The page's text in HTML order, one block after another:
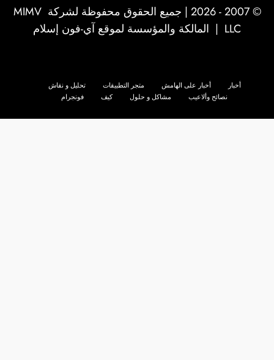
© 2007 - 2026 | جميع الحقوق محفوظة لشركة
MIMV
LLC | المالكة والمؤسسة لموقع آي-فون إسلام
أخبار أخبار على الهامش متجر التطبيقات
تحليل و نقاش
نصائح وألاعيب
مشاكل و حلول كيف فونجرام